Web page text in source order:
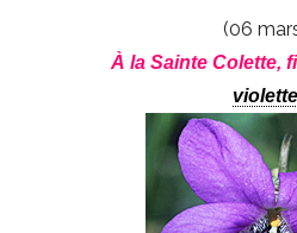
(06
À la Sainte Colette,
violette